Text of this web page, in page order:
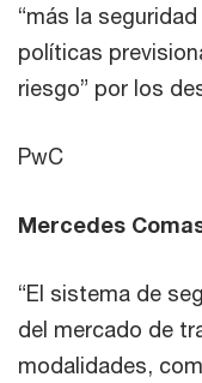
“más la
políticas
riesgo” por los
PwC
Mercedes
“El sistema de
del mercado de
modalidades,